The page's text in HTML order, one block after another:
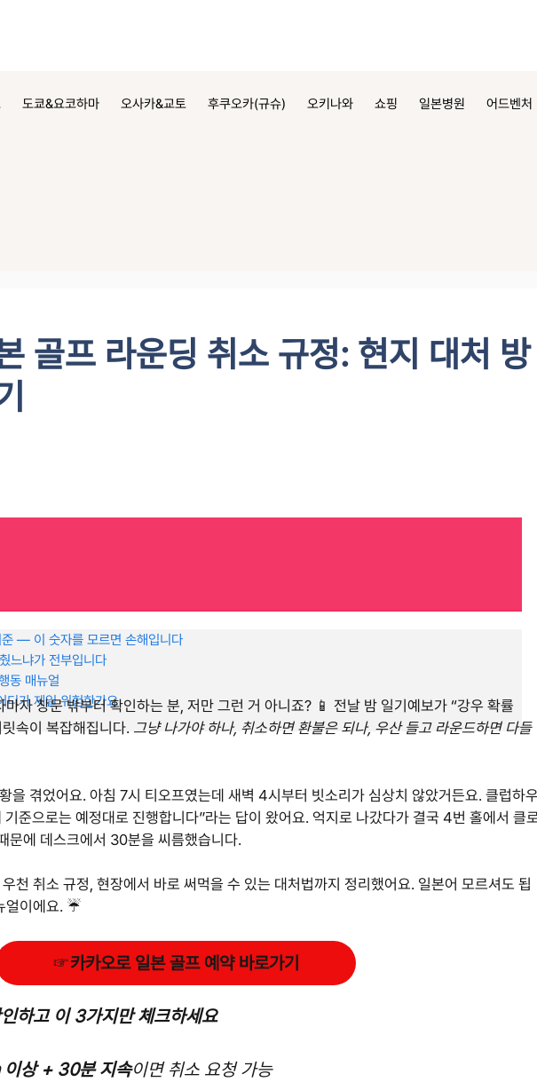
도쿄&요코하마 오사카&교토 후쿠오카(규슈) 오키나와 쇼핑 일본병원 어드벤처
골프 라운딩 취소 규정: 현지 대처 방
— 이 숫자를 모르면 손해입니다
느냐가 전부입니다
동 매뉴얼
가 제일 위험한가요
자 창문 밖부터 확인하는 분, 저만 그런 거 아니죠? 📱 전날 밤 일기예보가 “강우 확률
속이 복잡해집니다. 그냥 나가야 하나, 취소하면 환불은 되나, 우산 들고 라운드하면 다들
을 겪었어요. 아침 7시 티오프였는데 새벽 4시부터 빗소리가 심상치 않았거든요. 클럽하우
준으로는 예정대로 진행합니다”라는 답이 왔어요. 억지로 나갔다가 결국 4번 홀에서 클
문에 데스크에서 30분을 씨름했습니다.
천 취소 규정, 현장에서 바로 써먹을 수 있는 대처법까지 정리했어요. 일본어 모르셔도 됩
얼이에요. ☔
☞카카오로 일본 골프 예약 바로가기
하고 이 3가지만 체크하세요
상 + 30분 지속이면 취소 요청 가능